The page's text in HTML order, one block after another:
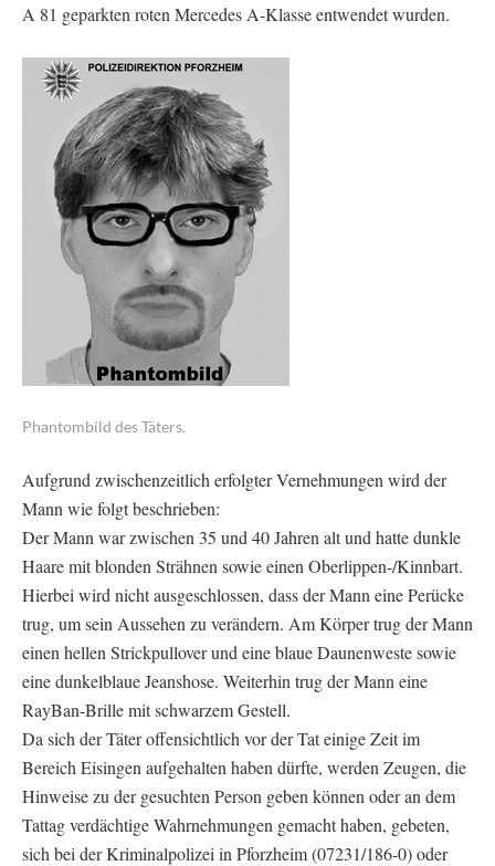
A 81 geparkten roten Mercedes A-Klasse entwendet wurden.
Phantombild des Täters.
Aufgrund zwischenzeitlich erfolgter Vernehmungen wird der
Mann wie folgt beschrieben:
Der Mann war zwischen 35 und 40 Jahren alt und hatte dunkle
Haare mit blonden Strähnen sowie einen Oberlippen-/Kinnbart.
Hierbei wird nicht ausgeschlossen, dass der Mann eine Perücke
trug, um sein Aussehen zu verändern. Am Körper trug der Mann
einen hellen Strickpullover und eine blaue Daunenweste sowie
eine dunkelblaue Jeanshose. Weiterhin trug der Mann eine
RayBan-Brille mit schwarzem Gestell.
Da sich der Täter offensichtlich vor der Tat einige Zeit im
Bereich Eisingen aufgehalten haben dürfte, werden Zeugen, die
Hinweise zu der gesuchten Person geben können oder an dem
Tattag verdächtige Wahrnehmungen gemacht haben, gebeten,
sich bei der Kriminalpolizei in Pforzheim (07231/186-0) oder